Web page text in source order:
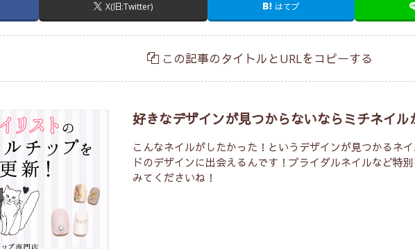
X(旧:Twitter) はてブ
この記事のタイトルとURLをコピーする
好きなデザインが見つからないならミチネイル
こんなネイルがしたかった！というデザインが見つかるネ
ドのデザインに出会えるんです！ブライダルネイルなど特
みてくださいね！